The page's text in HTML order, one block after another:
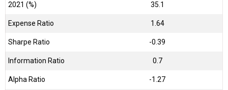
2021 (%) 35.1
Expense Ratio 1.64
Sharpe Ratio -0.39
Information Ratio 0.7
Alpha Ratio -1.27